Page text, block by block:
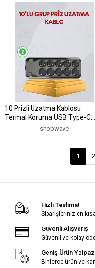
10 Prizli Uzatma Kablosu
Termal Koruma USB Type-C
Hızlı Şarj 2500Wshopwave
1 2
Hızlı Teslimat
Siparişleriniz en
Güvenli Alışveriş
Güvenli ve kolay
Geniş Ürün
Binlerce ürün ve